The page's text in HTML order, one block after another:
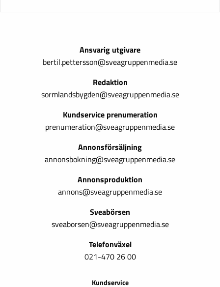
Ansvarig utgivare
bertil.pettersson@sveagruppenmedia.se
Redaktion
sormlandsbygden@sveagruppenmedia.se
Kundservice prenumeration
prenumeration@sveagruppenmedia.se
Annonsförsäljning
annonsbokning@sveagruppenmedia.se
Annonsproduktion
annons@sveagruppenmedia.se
Sveabörsen
sveaborsen@sveagruppenmedia.se
Telefonväxel
021-470 26 00
Kundservice